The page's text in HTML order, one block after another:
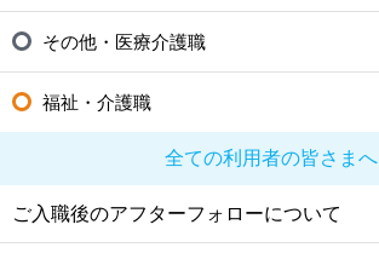
その他・医療介護職
福祉・介護職
全ての利用者の皆さまへ
ご入職後のアフターフォローについて